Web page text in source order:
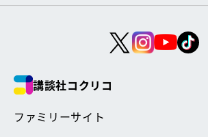
講談社コクリコ
ファミリーサイト